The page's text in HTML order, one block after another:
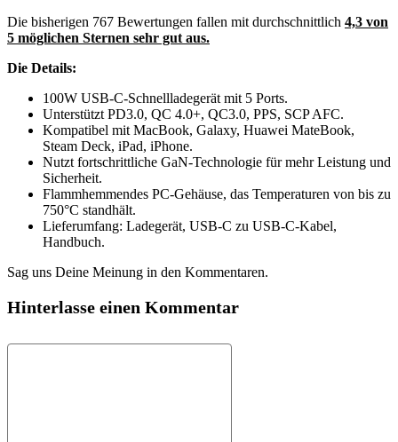
Die bisherigen 767 Bewertungen fallen mit durchschnittlich 4,3 von
5 möglichen Sternen sehr gut aus.
Die Details:
100W USB-C-Schnellladegerät mit 5 Ports.
Unterstützt PD3.0, QC 4.0+, QC3.0, PPS, SCP AFC.
Kompatibel mit MacBook, Galaxy, Huawei MateBook,
Steam Deck, iPad, iPhone.
Nutzt fortschrittliche GaN-Technologie für mehr Leistung und
Sicherheit.
Flammhemmendes PC-Gehäuse, das Temperaturen von bis zu
750°C standhält.
Lieferumfang: Ladegerät, USB-C zu USB-C-Kabel,
Handbuch.
Sag uns Deine Meinung in den Kommentaren.
Hinterlasse einen Kommentar